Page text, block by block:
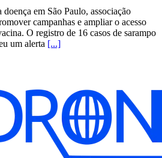
doença em São Paulo, associação
campanhas e ampliar o acesso
O registro de 16 casos de sarampo
um alerta [...]